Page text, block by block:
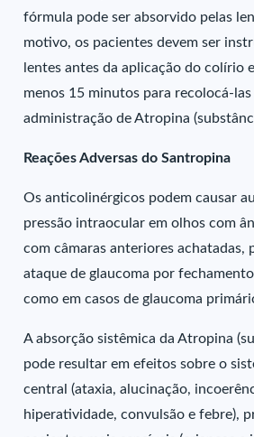
fórmula pode ser absorvido pelas
motivo, os pacientes devem ser
lentes antes da aplicação do colírio
menos 15 minutos para recolocá-las
administração de Atropina
Reações Adversas do Santropina
Os anticolinérgicos podem causar
pressão intraocular em olhos com
com câmaras anteriores achatadas,
ataque de glaucoma por
como em casos de glaucoma
A absorção sistêmica da Atropina
pode resultar em efeitos sobre o
central (ataxia, alucinação,
hiperatividade, convulsão e febre),